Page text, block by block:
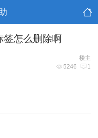
签怎么删除啊
楼主
5246 1